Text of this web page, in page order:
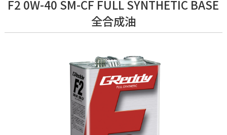
F2 0W-40 SM-CF FULL SYNTHETIC BASE
全合成油